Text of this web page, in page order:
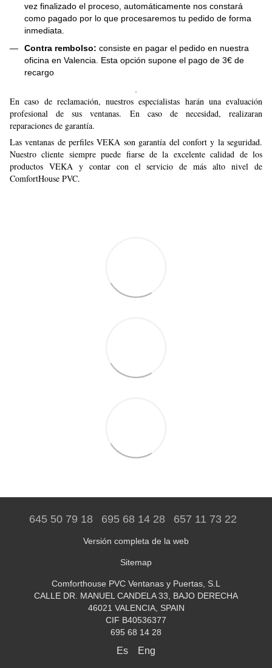
vez finalizado el proceso, automáticamente nos constará
como pagado por lo que procesaremos tu pedido de forma
inmediata.
Contra rembolso: consiste en pagar el pedido en nuestra
oficina en Valencia. Esta opción supone el pago de 3€ de
recargo
En caso de reclamación, nuestros especialistas harán una evaluación
profesional de sus ventanas. En caso de necesidad, realizaran
reparaciones de garantía.
Las ventanas de perfiles VEKA son garantía del confort y la seguridad.
Nuestro cliente siempre puede fiarse de la excelente calidad de los
productos VEKA y contar con el servicio de más alto nivel de
ComfortHouse PVC.
645 50 79 18 695 68 14 28 657 11 73 22
Versión completa de la web
Sitemap
Comforthouse PVC Ventanas y Puertas, S.L
CALLE DR. MANUEL CANDELA 33, BAJO DERECHA
46021 VALENCIA, SPAIN
CIF B40536377
695 68 14 28
Es Eng